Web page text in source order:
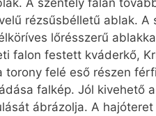
rézsűsbélletű ablak. A
lőrésszerű
falon festett kváderkő,
felé eső részen
falkép. Jól kivehető
ábrázolja. A